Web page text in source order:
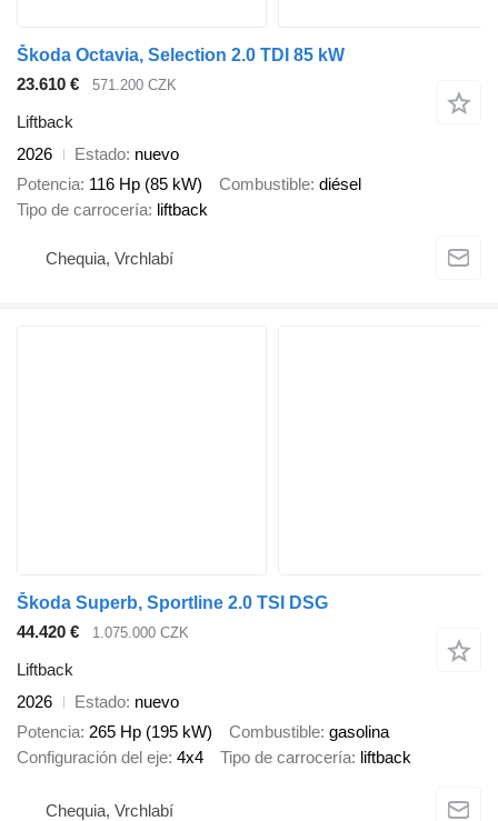
Škoda Octavia, Selection 2.0 TDI 85 kW
23.610 €
571.200 CZK
Liftback
2026
Estado nuevo
Potencia 116 Hp (85 kW) Combustible diésel
Tipo de carrocería liftback
Chequia, Vrchlabí
Škoda Superb, Sportline 2.0 TSI DSG
44.420 €
1.075.000 CZK
Liftback
2026
Estado nuevo
Potencia 265 Hp (195 kW) Combustible gasolina
Configuración del eje 4x4 Tipo de carrocería liftback
Chequia, Vrchlabí